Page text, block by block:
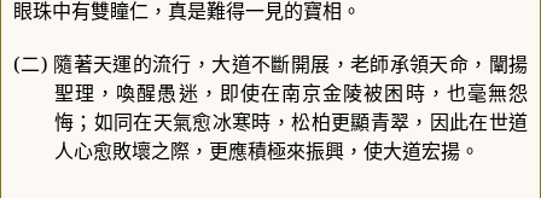
眼珠中有雙瞳仁，真是難得一見的寶相。
(二) 隨著天運的流行，大道不斷開展，老師承領天命，闡揚
聖理，喚醒愚迷，即使在南京金陵被困時，也毫無怨
悔；如同在天氣愈冰寒時，松柏更顯青翠，因此在世道
人心愈敗壞之際，更應積極來振興，使大道宏揚。